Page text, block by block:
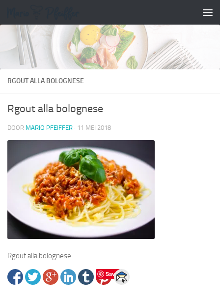
RGOUT ALLA BOLOGNESE
Rgout alla bolognese
DOOR MARIO PFEIFFER · 11 MEI 2018
Rgout alla bolognese
Save